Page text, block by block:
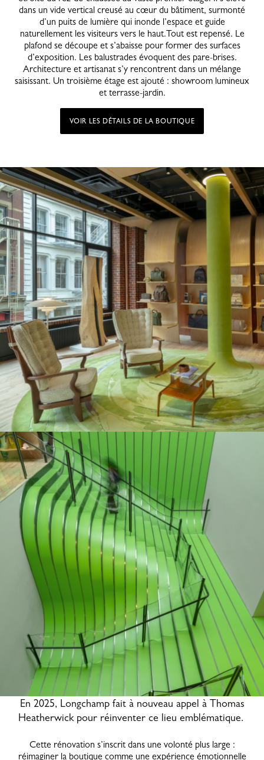
dans un vide vertical creusé au cœur du bâtiment, surmonté
d’un puits de lumière qui inonde l’espace et guide
naturellement les visiteurs vers le haut.Tout est repensé. Le
plafond se découpe et s’abaisse pour former des surfaces
d’exposition. Les balustrades évoquent des pare-brises.
Architecture et artisanat s’y rencontrent dans un mélange
saisissant. Un troisième étage est ajouté : showroom lumineux
et terrasse-jardin.
VOIR LES DÉTAILS DE LA BOUTIQUE
En 2025, Longchamp fait à nouveau appel à Thomas
Heatherwick pour réinventer ce lieu emblématique.
Cette rénovation s’inscrit dans une volonté plus large :
réimaginer la boutique comme une expérience émotionnelle